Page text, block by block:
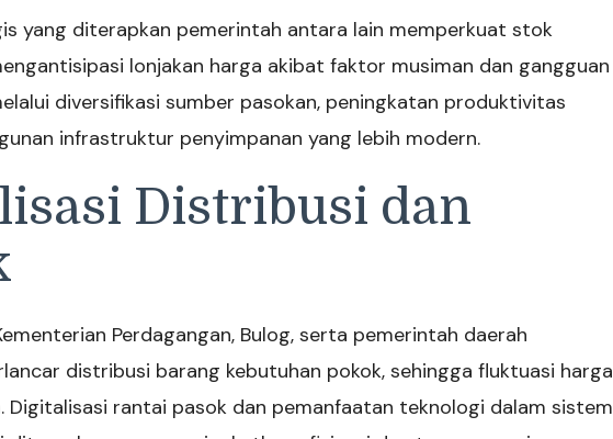
yang diterapkan pemerintah antara lain memperkuat stok
lonjakan harga akibat faktor musiman dan gangguan
diversifikasi sumber pasokan, peningkatan produktivitas
infrastruktur penyimpanan yang lebih modern.
Distribusi dan
Perdagangan, Bulog, serta pemerintah daerah
distribusi barang kebutuhan pokok, sehingga fluktuasi harga
Digitalisasi rantai pasok dan pemanfaatan teknologi dalam sistem